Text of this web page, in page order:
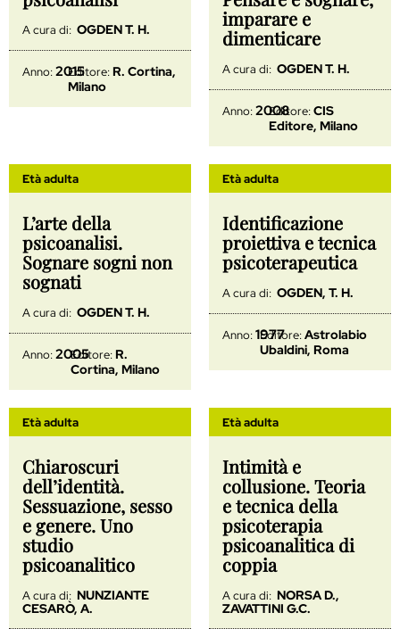
A cura di: OGDEN T. H.
Anno:2015
Editore:R. Cortina,
Milano
imparare e
dimenticare
A cura di: OGDEN T. H.
Anno:2008
Editore: CIS
Editore, Milano
Età adulta
L’arte della
psicoanalisi.
Sognare sogni non
sognati
A cura di: OGDEN T. H.
Anno:2005
Editore:R.
Cortina, Milano
Età adulta
Identificazione
proiettiva e tecnica
psicoterapeutica
A cura di: OGDEN, T. H.
Anno:1977
Editore: Astrolabio
Ubaldini, Roma
Età adulta
Chiaroscuri
dell’identità.
Sessuazione, sesso
e genere. Uno
studio
psicoanalitico
A cura di: NUNZIANTE
CESARÒ, A.
Età adulta
Intimità e
collusione. Teoria
e tecnica della
psicoterapia
psicoanalitica di
coppia
A cura di: NORSA D.,
ZAVATTINI G.C.